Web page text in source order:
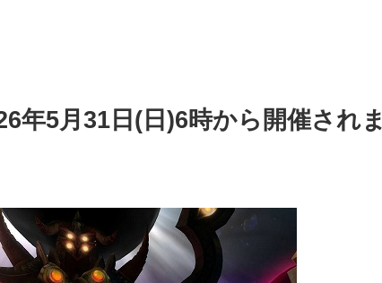
年5月31日(日)6時から開催されま